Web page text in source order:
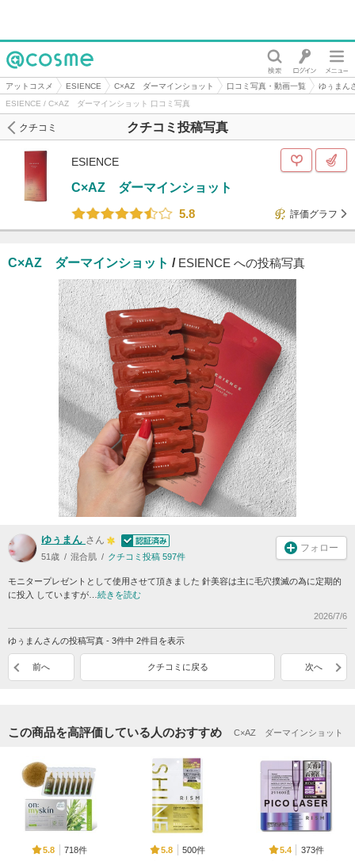
@cosme
アットコスメ ESIENCE C×AZ ダーマインショット 口コミ写真・動画一覧
ゆぅまん
ESIENCE / C×AZ ダーマインショット 口コミ写真
クチコミ投稿写真
クチコミ
ESIENCE
C×AZ ダーマインショット
5.8
評価グラフ
C×AZ ダーマインショット / ESIENCE への投稿写真
ゆぅまん さん
51歳 混合肌 クチコミ投稿 597件
フォロー
モニタープレゼントとして使用させて頂きました 針美容は主に毛穴撲滅の為に定期的
に投入 していますが… 続きを読む
2026/7/6
ゆぅまんさんの投稿写真 - 3件中 2件目を表示
前へ クチコミに戻る 次へ
この商品を高評価している人のおすすめ C×AZ ダーマインショット
5.8
718件
5.8
500件
5.4
373件